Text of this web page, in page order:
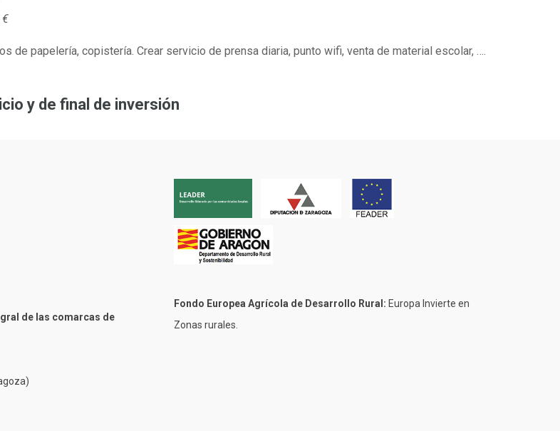
€
de papelería, copistería. Crear servicio de prensa diaria, punto wifi, venta de material escolar, ….
y de final de inversión
de las comarcas de
Fondo Europea Agrícola de Desarrollo Rural: Europa Invierte en
Zonas rurales.